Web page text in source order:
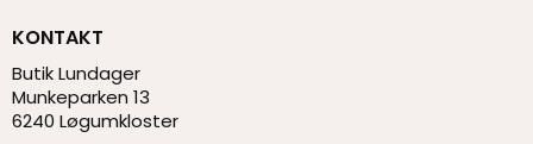
KONTAKT
Butik Lundager
Munkeparken 13
6240 Løgumkloster